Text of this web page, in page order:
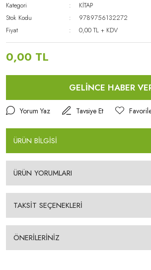
Kategori
KİTAP
Stok Kodu
9789756132272
Fiyat
0,00 TL + KDV
0,00 TL
GELİNCE HABER
Yorum Yaz Tavsiye Et
ÜRÜN BİLGİSİ
ÜRÜN YORUMLARI
TAKSİT SEÇENEKLERİ
ÖNERİLERİNİZ